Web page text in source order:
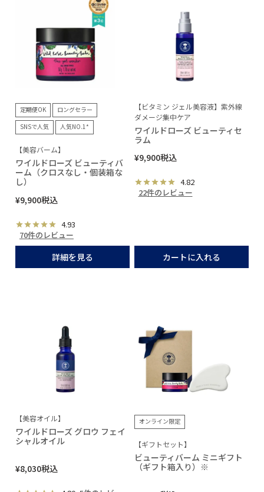
定期便OK
ロングセラー
SNSで人気
人気NO.1*
【美容バーム】
ワイルドローズ ビューティバ
ーム（クロスなし・個装箱な
し）
¥9,900税込
4.93
70件のレビュー
詳細を見る
【ビタミン ジェル美容液】紫外線
ダメージ集中ケア
ワイルドローズ ビューティセ
ラム
¥9,900税込
4.82
22件のレビュー
カートに入れる
【美容オイル】
ワイルドローズ グロウ フェイ
シャルオイル
¥8,030税込
オンライン限定
【ギフトセット】
ビューティバーム ミニギフト
（ギフト箱入り）※